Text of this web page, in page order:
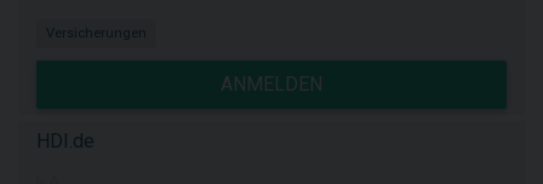
Versicherungen
ANMELDEN
HDI.de